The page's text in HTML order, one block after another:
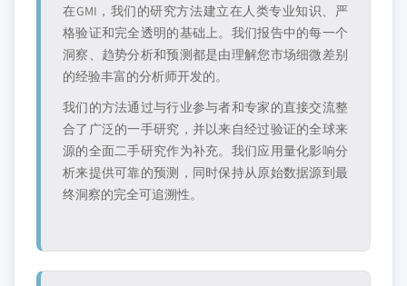
在GMI，我们的研究方法建立在人类专业知识、严
格验证和完全透明的基础上。我们报告中的每一个
洞察、趋势分析和预测都是由理解您市场细微差别
的经验丰富的分析师开发的。
我们的方法通过与行业参与者和专家的直接交流整
合了广泛的一手研究，并以来自经过验证的全球来
源的全面二手研究作为补充。我们应用量化影响分
析来提供可靠的预测，同时保持从原始数据源到最
终洞察的完全可追溯性。